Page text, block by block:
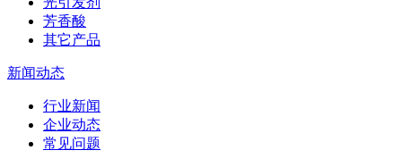
芳香酸
其它产品
新闻动态
行业新闻
企业动态
常见问题